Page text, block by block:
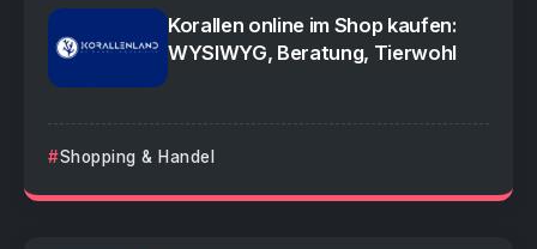
Korallen online im Shop kaufen:
WYSIWYG, Beratung, Tierwohl
Shopping & Handel